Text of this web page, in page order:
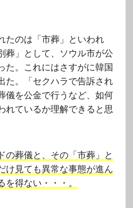
たのは「市葬」といわれ
葬」として、ソウル市が公
た。これにはさすがに韓国
た。「セクハラで告訴され
儀を公金で行うなど、如何
れているか理解できると思
の葬儀と、その「市葬」と
け見ても異常な事態が進ん
得ない・・・。